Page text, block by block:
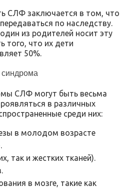
СЛФ заключается в том, что
по наследству.
из родителей носит эту
того, что их дети
50%.
СЛФ могут быть весьма
в различных
среди них:
в молодом возрасте
так и жестких тканей).
в мозге, такие как